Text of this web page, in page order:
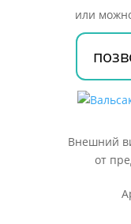
80мг/
№28
или
Внешний
от